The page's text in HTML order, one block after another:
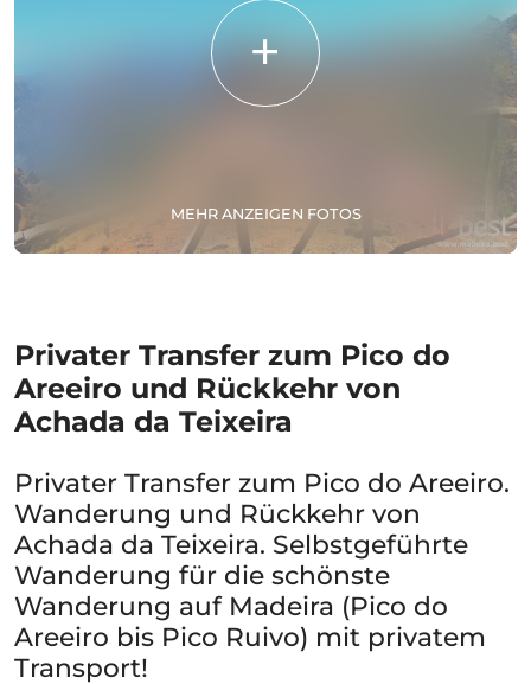
MEHR ANZEIGEN FOTOS
Privater Transfer zum Pico do
Areeiro und Rückkehr von
Achada da Teixeira
Privater Transfer zum Pico do Areeiro.
Wanderung und Rückkehr von
Achada da Teixeira. Selbstgeführte
Wanderung für die schönste
Wanderung auf Madeira (Pico do
Areeiro bis Pico Ruivo) mit privatem
Transport!